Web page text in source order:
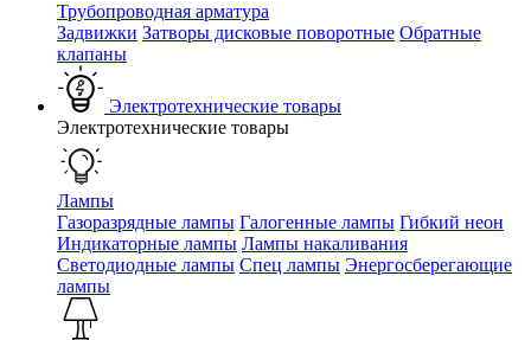
Трубопроводная арматура
Задвижки Затворы дисковые поворотные Обратные
клапаны
Электротехнические товары
Электротехнические товары
Лампы
Газоразрядные лампы Галогенные лампы Гибкий неон
Индикаторные лампы Лампы накаливания
Светодиодные лампы Спец лампы Энергосберегающие
лампы